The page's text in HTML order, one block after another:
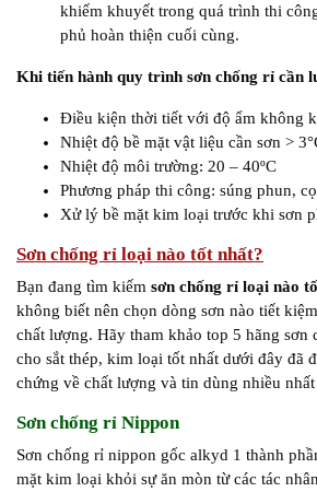
khiếm khuyết trong quá trình thi
phủ hoàn thiện cuối cùng.
Khi tiến hành quy trình sơn chống rỉ cần
Điều kiện thời tiết với độ ẩm không
Nhiệt độ bề mặt vật liệu cần sơn >
Nhiệt độ môi trường: 20 – 40ºC
Phương pháp thi công: súng phun,
Xử lý bề mặt kim loại trước khi sơn
Sơn chống rỉ loại nào tốt nhất?
Bạn đang tìm kiếm sơn chống rỉ loại nào
không biết nên chọn dòng sơn nào tiết
chất lượng. Hãy tham khảo top 5 hãng sơn
cho sắt thép, kim loại tốt nhất dưới đây đã
chứng về chất lượng và tin dùng nhiều
Sơn chống rỉ Nippon
Sơn chống rỉ nippon gốc alkyd 1 thành
mặt kim loại khỏi sự ăn mòn từ các tác